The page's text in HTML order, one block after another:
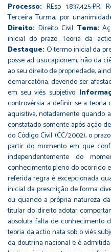
Processo: REsp 1.837.425-
Terceira Turma, por
Direito: Direito Civil Tema:
inicial do prazo. Teoria da
Destaque:O termo inicial da
posse ad usucapionem, não da
ao seu direito de propriedade,
demarcatória, devendo ser
em seu viés subjetivo.
controvérsia a definir se a teoria
aquisitiva, notadamente quando
constatado somente após ação
do Código Civil (CC/2002), o
partir do momento em que
independentemente do
conhecimento pleno do ocorrido
referida regra é excepcionada
inicial da prescrição de forma
ou quando a própria natureza
titular do direito adotar
absoluta falta de conhecimento
teoria da actio nata sob o viés
da doutrina nacional e é